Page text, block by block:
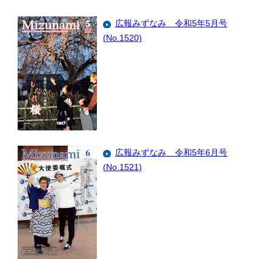
広報みずなみ 令和5年5月号
(No.1520)
広報みずなみ 令和5年6月号
(No.1521)